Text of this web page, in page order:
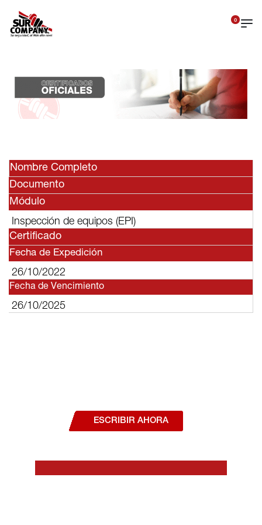
0
Nombre Completo
Documento
Módulo
Inspección de equipos (EPI)
Certificado
Fecha de Expedición
26/10/2022
Fecha de Vencimiento
26/10/2025
ESCRIBIR AHORA